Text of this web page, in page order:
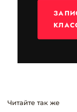
Читайте так же